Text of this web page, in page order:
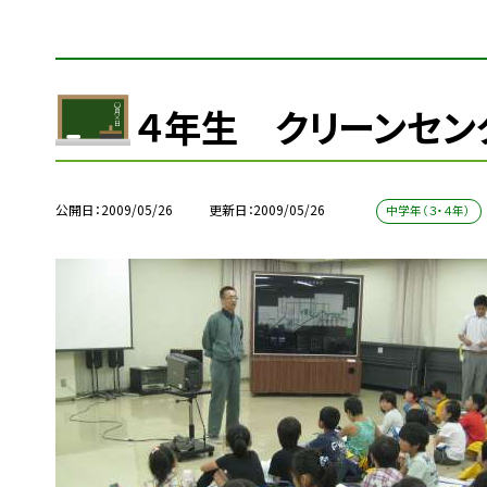
４年生 クリーンセ
公開日 2009/05/26 更新日 2009/05/26 中学年（３・４年）